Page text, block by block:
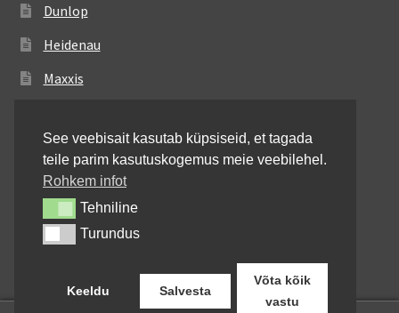
Dunlop
Heidenau
Maxxis
Michelin
Mitas
Pirelli
Shinko
See veebisait kasutab küpsiseid, et tagada
teile parim kasutuskogemus meie veebilehel.
Rohkem infot
TehnilineTehniline
TurundusTurundus
Keeldu Salvesta
Võta kõik
vastu